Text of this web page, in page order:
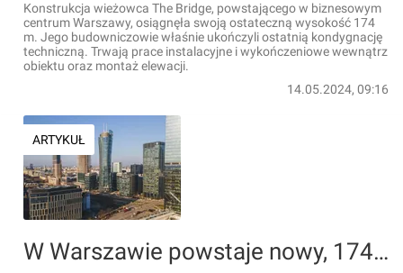
Konstrukcja wieżowca The Bridge, powstającego w biznesowym
centrum Warszawy, osiągnęła swoją ostateczną wysokość 174
m. Jego budowniczowie właśnie ukończyli ostatnią kondygnację
techniczną. Trwają prace instalacyjne i wykończeniowe wewnątrz
obiektu oraz montaż elewacji.
14.05.2024, 09:16
ARTYKUŁ
W Warszawie powstaje nowy, 174-metrowy wieżowiec The Bridge [FILMY+ZDJĘCIA]